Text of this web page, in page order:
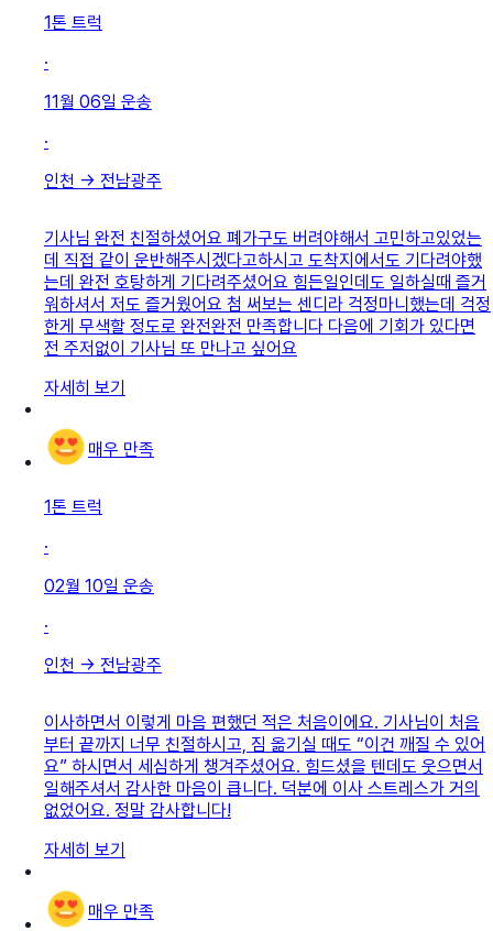
1톤 트럭
·
11월 06일 운송
·
인천 → 전남광주
기사님 완전 친절하셨어요 폐가구도 버려야해서 고민하고있었는
데 직접 같이 운반해주시겠다고하시고 도착지에서도 기다려야했
는데 완전 호탕하게 기다려주셨어요 힘든일인데도 일하실때 즐거
워하셔서 저도 즐거웠어요 첨 써보는 센디라 걱정마니했는데 걱정
한게 무색할 정도로 완전완전 만족합니다 다음에 기회가 있다면
전 주저없이 기사님 또 만나고 싶어요
자세히 보기
매우 만족
1톤 트럭
·
02월 10일 운송
·
인천 → 전남광주
이사하면서 이렇게 마음 편했던 적은 처음이에요. 기사님이 처음
부터 끝까지 너무 친절하시고, 짐 옮기실 때도 “이건 깨질 수 있어
요” 하시면서 세심하게 챙겨주셨어요. 힘드셨을 텐데도 웃으면서
일해주셔서 감사한 마음이 큽니다. 덕분에 이사 스트레스가 거의
없었어요. 정말 감사합니다!
자세히 보기
매우 만족